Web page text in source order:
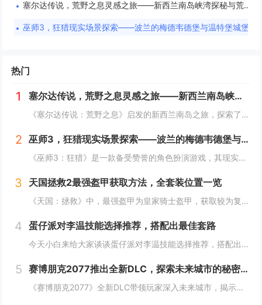
塞尔达传说，荒野之息灵感之旅——新西兰南岛峡湾探秘与荒野生存体验
巫师3，狂猎现实场景探索——波兰的梅德韦德堡与温特堡城堡的奇幻之旅
热门
1 塞尔达传说，荒野之息灵感之旅——新西兰南岛峡湾探秘与荒野生存体验
《塞尔达传说：荒野之息》启发的新西兰南岛之旅，探索了其壮丽的自然风光与荒野生存体验。在峡湾国家公园，你将亲历游戏般的奇妙景色，从镜面般的湖泊、雄伟的山脉到神秘的森林，每一处都仿佛是游戏中的场景再现。你可以参与野外生存活动，学习采集、搭建庇护...
2 巫师3，狂猎现实场景探索——波兰的梅德韦德堡与温特堡城堡的奇幻之旅
《巫师3：狂猎》是一款备受赞誉的角色扮演游戏，其现实中的灵感来源之一是波兰的梅德韦德堡和温特堡城堡。这两处地点以其独特的中世纪建筑风格和壮丽的自然风光，为游戏营造了奇幻而真实的背景。梅德韦德堡位于波兰南部，拥有悠久的历史和神秘氛围；而温特堡...
3 天国拯救2最强盔甲获取方法，全套装位置一览
《天国：拯救》中，最强盔甲为皇家骑士盔甲，获取较为复杂。首先需完成“皇家侍卫”任务线，帮助亨利成为国王的私人护卫。之后，在王宫内找到盔甲的具体位置，通常藏于密室或特定房间。完成相关任务后，玩家可获得这套顶级装备，大幅提升防御力和战斗能力。游...
4 蛋仔派对李温技能选择推荐，搭配出最佳套路
今天小白来给大家谈谈蛋仔派对李温技能选择推荐，搭配出最佳套路，以及蛋仔派对攻略对应的知识点，希望对大家有所帮助，不要忘了收藏本站呢今天给各位分享蛋仔派对李温技能选择推荐，搭配出最佳套路的知识，其中也会对蛋仔派对攻略进行解释，如果能碰巧解决你...
5 赛博朋克2077推出全新DLC，探索未来城市的秘密和新任务
《赛博朋克2077》全新DLC带领玩家深入未来城市，揭示隐藏的秘密并开启一系列新任务。在这一扩展内容中，玩家将有机会探索更多未知区域，体验丰富多彩的剧情，与全新角色互动，进一步丰富游戏世界的沉浸感与可玩性。今天小白来给大家谈谈《赛博朋克20...